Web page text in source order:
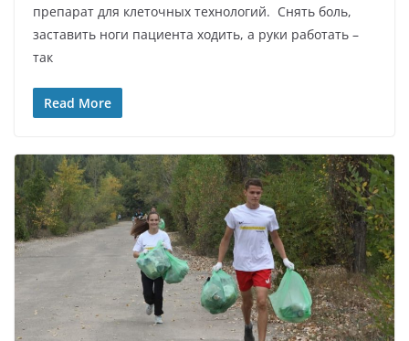
препарат для клеточных технологий. Снять боль,
заставить ноги пациента ходить, а руки работать –
так
Read More